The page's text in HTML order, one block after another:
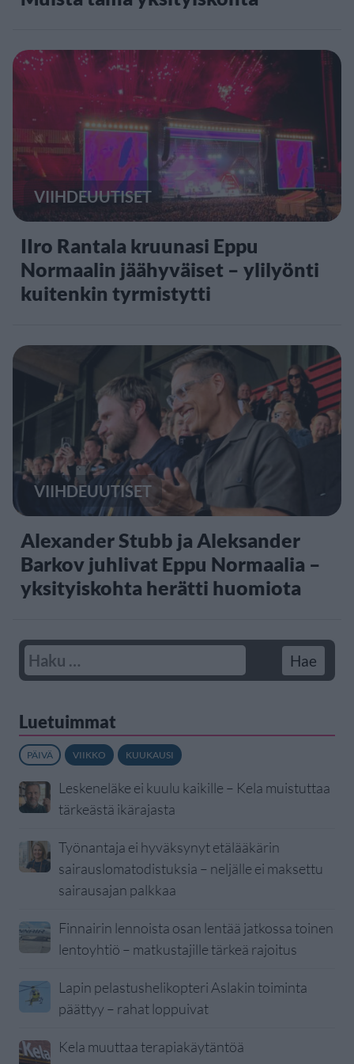
VIIHDEUUTISET
IIro Rantala kruunasi Eppu
Normaalin jäähyväiset – ylilyönti
kuitenkin tyrmistytti
VIIHDEUUTISET
Alexander Stubb ja Aleksander
Barkov juhlivat Eppu Normaalia –
yksityiskohta herätti huomiota
Luetuimmat
PÄIVÄ VIIKKO KUUKAUSI
Leskeneläke ei kuulu kaikille – Kela muistuttaa
tärkeästä ikärajasta
Työnantaja ei hyväksynyt etälääkärin
sairauslomatodistuksia – neljälle ei maksettu
sairausajan palkkaa
Finnairin lennoista osan lentää jatkossa toinen
lentoyhtiö – matkustajille tärkeä rajoitus
Lapin pelastushelikopteri Aslakin toiminta
päättyy – rahat loppuivat
Kela muuttaa terapiakäytäntöä